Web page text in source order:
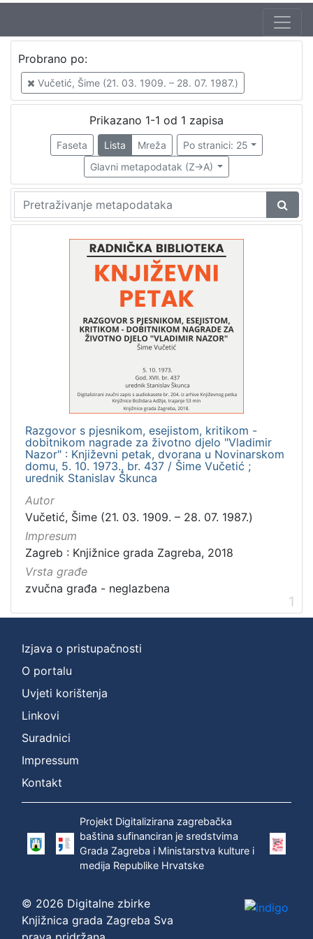
Jezik
hrvatski
cjelina
Glasovi Književnog petka
Digitalizirana zagrebačka baština
Probrano po:
Vučetić, Šime (21. 03. 1909. – 28. 07. 1987.)
Prikazano 1-1 od 1 zapisa
Faseta Lista Mreža
Po stranici: 25
Glavni metapodatak (Z->A)
Razgovor s pjesnikom, esejistom, kritikom -
dobitnikom nagrade za životno djelo "Vladimir
Nazor" : Književni petak, dvorana u Novinarskom
domu, 5. 10. 1973., br. 437 / Šime Vučetić ;
urednik Stanislav Škunca
Autor
Vučetić, Šime (21. 03. 1909. – 28. 07. 1987.)
Impresum
Zagreb : Knjižnice grada Zagreba, 2018
Vrsta građe
zvučna građa - neglazbena
1
Izjava o pristupačnosti
O portalu
Uvjeti korištenja
Linkovi
Suradnici
Impressum
Kontakt
Projekt Digitalizirana zagrebačka
baština sufinanciran je sredstvima
Grada Zagreba i Ministarstva kulture i
medija Republike Hrvatske
© 2026 Digitalne zbirke
Knjižnica grada Zagreba Sva